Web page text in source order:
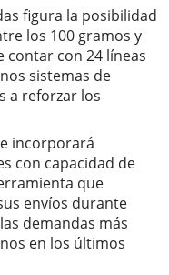
figura la posibilidad
los 100 gramos y
contar con 24 líneas
sistemas de
a reforzar los
incorporará
con capacidad de
que
envíos durante
demandas más
en los últimos